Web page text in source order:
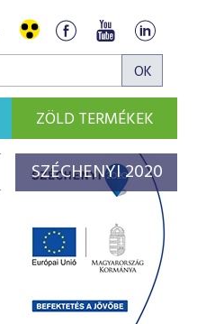
ZÖLD TERMÉKEK
SZÉCHENYI 2020